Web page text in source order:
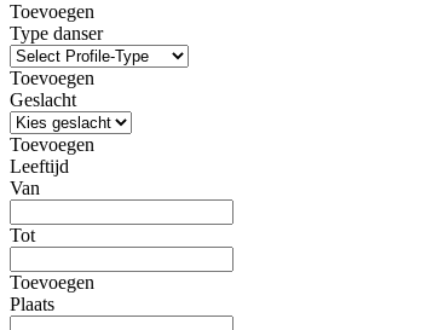
Toevoegen
Type danser
Toevoegen
Geslacht
Toevoegen
Leeftijd
Van
Tot
Toevoegen
Plaats